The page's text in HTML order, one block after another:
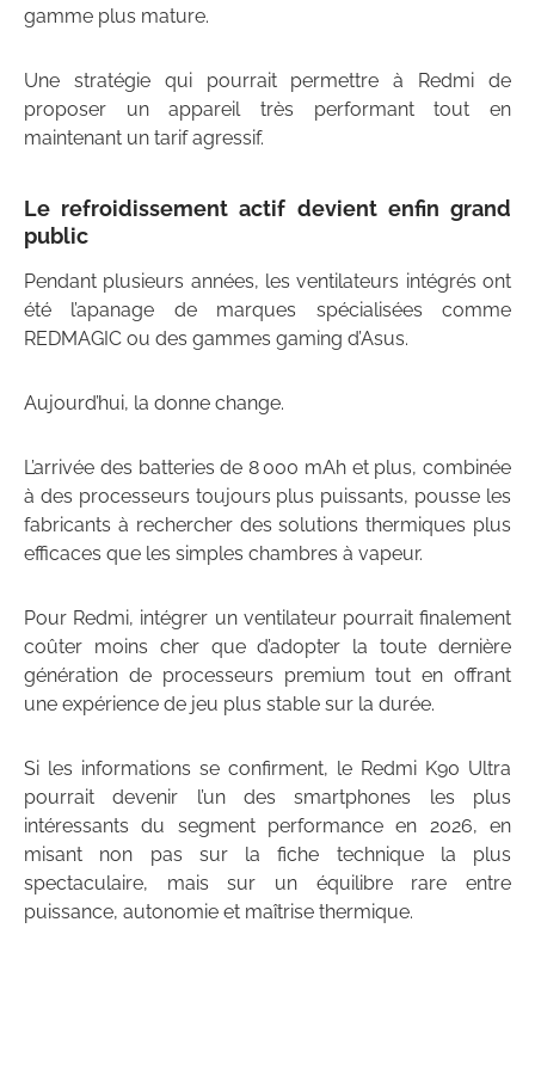
gamme plus mature.
Une stratégie qui pourrait permettre à Redmi de
proposer un appareil très performant tout en
maintenant un tarif agressif.
Le refroidissement actif devient enfin grand
public
Pendant plusieurs années, les ventilateurs intégrés ont
été l’apanage de marques spécialisées comme
REDMAGIC⁠ ou des gammes gaming d’Asus.
Aujourd’hui, la donne change.
L’arrivée des batteries de 8 000 mAh et plus, combinée
à des processeurs toujours plus puissants, pousse les
fabricants à rechercher des solutions thermiques plus
efficaces que les simples chambres à vapeur.
Pour Redmi, intégrer un ventilateur pourrait finalement
coûter moins cher que d’adopter la toute dernière
génération de processeurs premium tout en offrant
une expérience de jeu plus stable sur la durée.
Si les informations se confirment, le Redmi K90 Ultra
pourrait devenir l’un des smartphones les plus
intéressants du segment performance en 2026, en
misant non pas sur la fiche technique la plus
spectaculaire, mais sur un équilibre rare entre
puissance, autonomie et maîtrise thermique.